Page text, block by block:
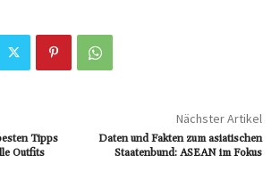
Tipps
Outfits
Nächster Artikel
Daten und Fakten zum asiatischen
Staatenbund: ASEAN im Fokus